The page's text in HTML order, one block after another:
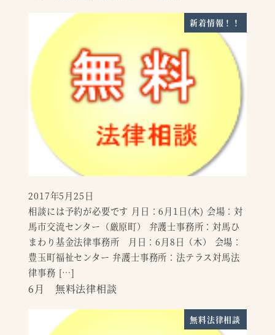
新着情報！！
6月 無料法律相談
相談には予約が必要です 月日：6月1日(木) 会場：対
馬市交流センター（厳原町） 弁護士事務所：対馬ひ
まわり基金法律事務所 月日：6月8日（木） 会場：
豊玉町福祉センター 弁護士事務所：法テラス対馬法
律事務 […]
投稿日
2017年5月25日
無料法律相談